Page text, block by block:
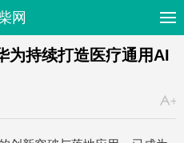
网
为持续打造医疗通用AI